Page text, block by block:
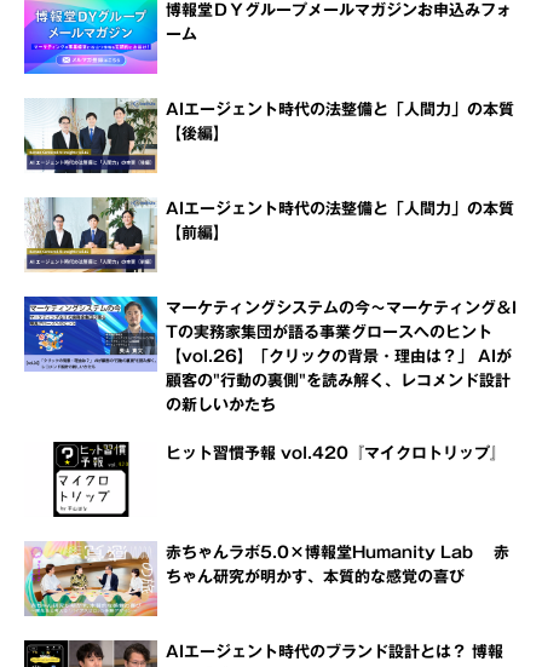
博報堂ＤＹグループメールマガジンお申込みフォ
ーム
AIエージェント時代の法整備と「人間力」の本質
【後編】
AIエージェント時代の法整備と「人間力」の本質
【前編】
マーケティングシステムの今～マーケティング＆I
Tの実務家集団が語る事業グロースへのヒント
【vol.26】「クリックの背景・理由は？」 AIが
顧客の"行動の裏側"を読み解く、レコメンド設計
の新しいかたち
ヒット習慣予報 vol.420『マイクロトリップ』
赤ちゃんラボ5.0×博報堂Humanity Lab 赤
ちゃん研究が明かす、本質的な感覚の喜び
AIエージェント時代のブランド設計とは？ 博報